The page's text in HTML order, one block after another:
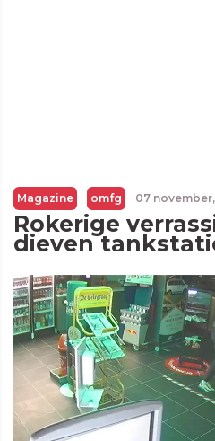
Magazine omfg 07
Rokerige
dieven